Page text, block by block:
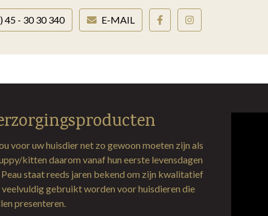
45 - 30 30 340 E-MAIL
voor uw huisdier net zo gewoon moeten zijn als
kitten daarom vanaf hun eerste levensdagen
staat reeds jaren bekend om zijn kwalitatief
gebruikt worden voor huisdieren die
presenteren.